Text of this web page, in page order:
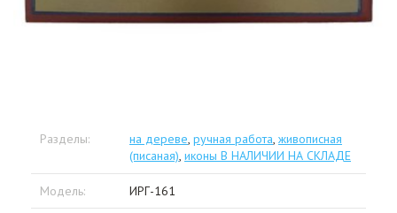
Разделы: на дереве, ручная работа, живописная
(писаная), иконы В НАЛИЧИИ НА СКЛАДЕ
Модель: ИРГ-161